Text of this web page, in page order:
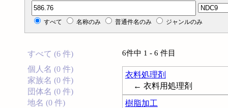
分類記号検索
すべて 名称のみ 普通件名のみ ジャンルのみ
すべて (6 件)
個人名 (0 件)
家族名 (0 件)
団体名 (0 件)
地名 (0 件)
6件中 1 - 6 件目
衣料処理剤
← 衣料用処理剤
樹脂加工